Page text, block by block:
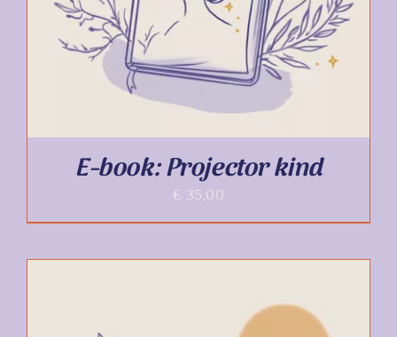
E-book: Projector kind
€ 35,00